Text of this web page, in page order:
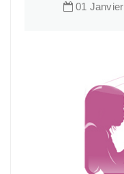
01 Janvier